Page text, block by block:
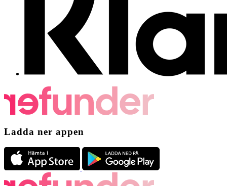
Ladda ner appen